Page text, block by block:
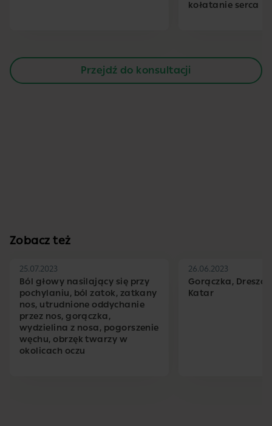
kołatanie serca
Przejdź do konsultacji
Zobacz też
25.07.2023
Ból głowy nasilający się przy
pochylaniu, ból zatok, zatkany
nos, utrudnione oddychanie
przez nos, gorączka,
wydzielina z nosa, pogorszenie
węchu, obrzęk twarzy w
okolicach oczu
26.06.2023
Gorączka,
Katar